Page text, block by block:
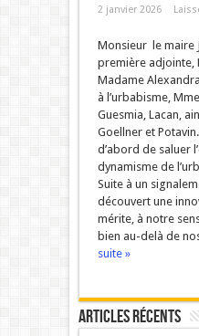
2 janvier 2026
Monsieur le maire
première adjointe,
Madame
à l’urbabisme,
Guesmia, Lacan,
Goellner et
d’abord de saluer
dynamisme de
Suite à un
découvert une
mérite, à notre
bien au-delà de
suite »
Articles récents